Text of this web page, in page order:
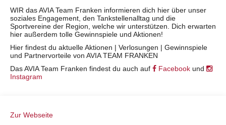
WIR das AVIA Team Franken informieren dich hier über unser
soziales Engagement, den Tankstellenalltag und die
Sportvereine der Region, welche wir unterstützen. Dich erwarten
hier außerdem tolle Gewinnspiele und Aktionen!
Hier findest du aktuelle Aktionen | Verlosungen | Gewinnspiele
und Partnervorteile von AVIA TEAM FRANKEN
Das AVIA Team Franken findest du auch auf
Facebook und
Instagram
Zur Webseite